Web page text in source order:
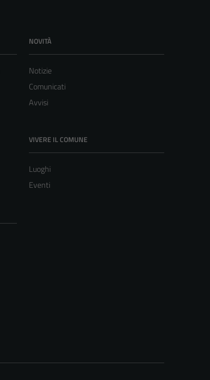
NOVITÀ
Notizie
Comunicati
Avvisi
VIVERE IL COMUNE
Luoghi
Eventi